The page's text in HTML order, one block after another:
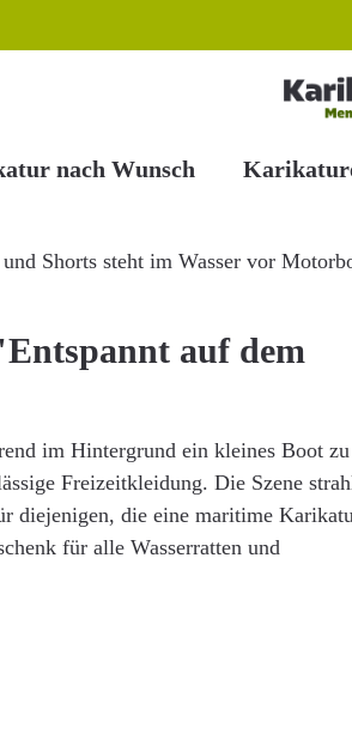
nach Wunsch
auf dem
im Hintergrund ein kleines Boot zu
Freizeitkleidung. Die Szene
diejenigen, die eine maritime
für alle Wasserratten und